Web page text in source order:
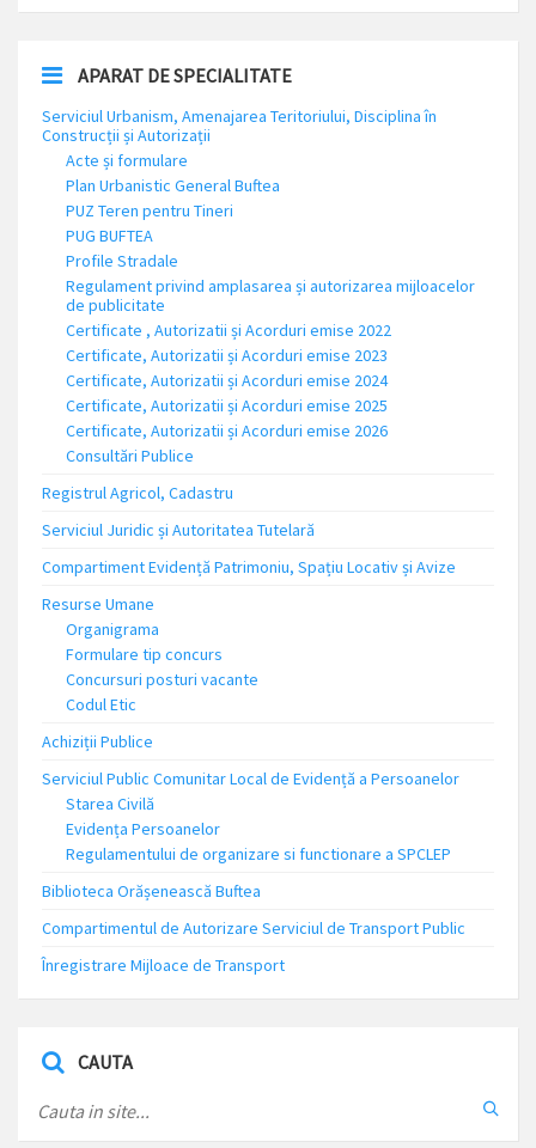
APARAT DE SPECIALITATE
Serviciul Urbanism, Amenajarea Teritoriului, Disciplina în
Construcții și Autorizații
Acte și formulare
Plan Urbanistic General Buftea
PUZ Teren pentru Tineri
PUG BUFTEA
Profile Stradale
Regulament privind amplasarea și autorizarea mijloacelor
de publicitate
Certificate , Autorizatii și Acorduri emise 2022
Certificate, Autorizatii și Acorduri emise 2023
Certificate, Autorizatii și Acorduri emise 2024
Certificate, Autorizatii și Acorduri emise 2025
Certificate, Autorizatii și Acorduri emise 2026
Consultări Publice
Registrul Agricol, Cadastru
Serviciul Juridic și Autoritatea Tutelară
Compartiment Evidență Patrimoniu, Spațiu Locativ și Avize
Resurse Umane
Organigrama
Formulare tip concurs
Concursuri posturi vacante
Codul Etic
Achiziții Publice
Serviciul Public Comunitar Local de Evidență a Persoanelor
Starea Civilă
Evidența Persoanelor
Regulamentului de organizare si functionare a SPCLEP
Biblioteca Orășenească Buftea
Compartimentul de Autorizare Serviciul de Transport Public
Înregistrare Mijloace de Transport
CAUTA